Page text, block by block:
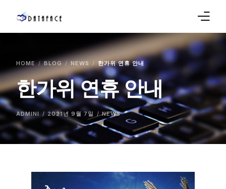
HOME BLOG NEWS 한가위 연휴 안내
한가위 연휴 안내
ADMINI 2021년 9월 7일 NEWS
Products
Sales
Service
Blog